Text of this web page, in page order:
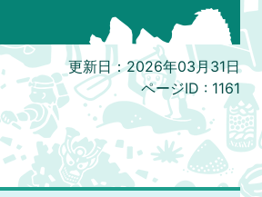
更新日：2026年03月31日
ページID : 1161